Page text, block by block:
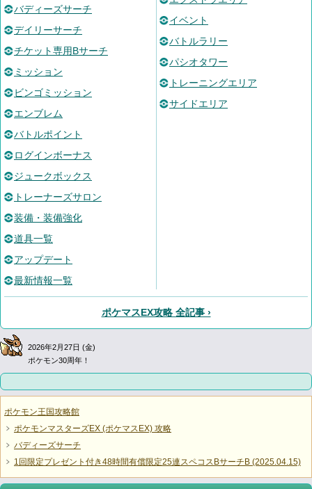
バディーズサーチ
デイリーサーチ
チケット専用Bサーチ
ミッション
ビンゴミッション
エンブレム
バトルポイント
ログインボーナス
ジュークボックス
トレーナーズサロン
装備・装備強化
道具一覧
アップデート
最新情報一覧
イベント
バトルラリー
パシオタワー
トレーニングエリア
サイドエリア
ポケマスEX攻略 全記事 ›
2026年2月27日 (金)
ポケモン30周年！
ポケモン王国攻略館
ポケモンマスターズEX (ポケマスEX) 攻略
バディーズサーチ
1回限定プレゼント付き48時間有償限定25連スペコスBサーチB (2025.04.15)